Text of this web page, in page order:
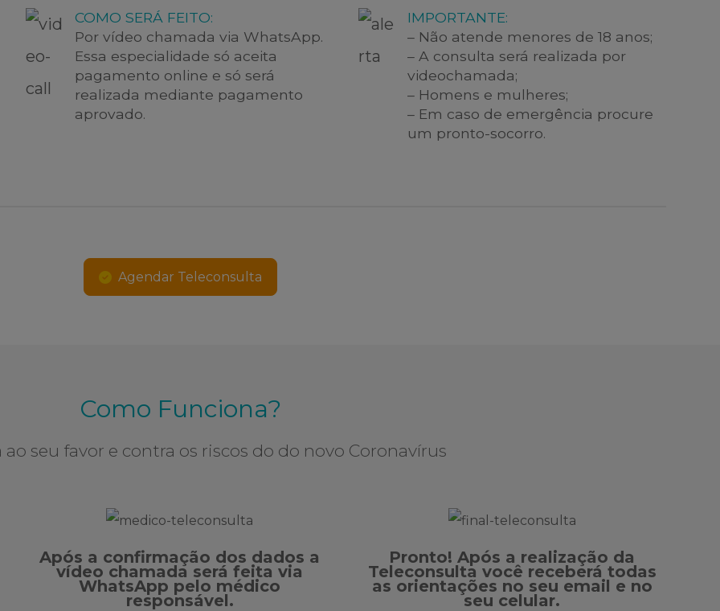
COMO SERÁ FEITO:
Por vídeo chamada via WhatsApp.
Essa especialidade só aceita
pagamento online e só será
realizada mediante pagamento
aprovado.
IMPORTANTE:
– Não atende menores de 18 anos;
– A consulta será realizada por
videochamada;
– Homens e mulheres;
– Em caso de emergência procure
um pronto-socorro.
Agendar Teleconsulta
Como Funciona?
ao seu favor e contra os riscos do do novo Coronavírus
Após a confirmação dos dados a
vídeo chamada será feita via
WhatsApp pelo médico
responsável.
Pronto! Após a realização da
Teleconsulta você receberá todas
as orientações no seu email e no
seu celular.